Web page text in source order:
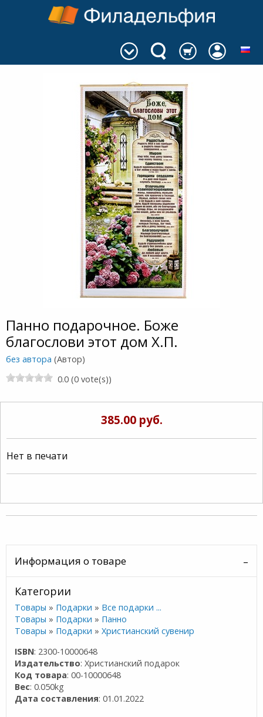
Панно подарочное. Боже
благослови этот дом Х.П.
без автора (Автор)
0.0 (0 vote(s))
385.00 руб.
Нет в печати
Информация о товаре
Категории
Товары » Подарки » Все подарки ...
Товары » Подарки » Панно
Товары » Подарки »Христианский сувенир
ISBN: 2300-10000648
Издательство: Христианский подарок
Код товара: 00-10000648
Вес: 0.050kg
Дата составления: 01.01.2022